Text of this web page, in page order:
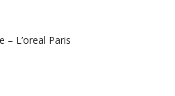
– L’oreal Paris